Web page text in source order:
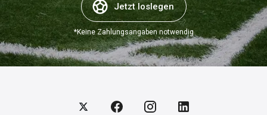
Jetzt loslegen
*Keine Zahlungsangaben notwendig